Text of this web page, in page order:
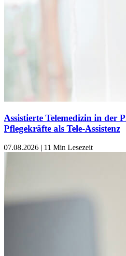
Assistierte Telemedizin in der
Pflegekräfte als Tele-Assistenz
07.08.2026 | 11 Min Lesezeit